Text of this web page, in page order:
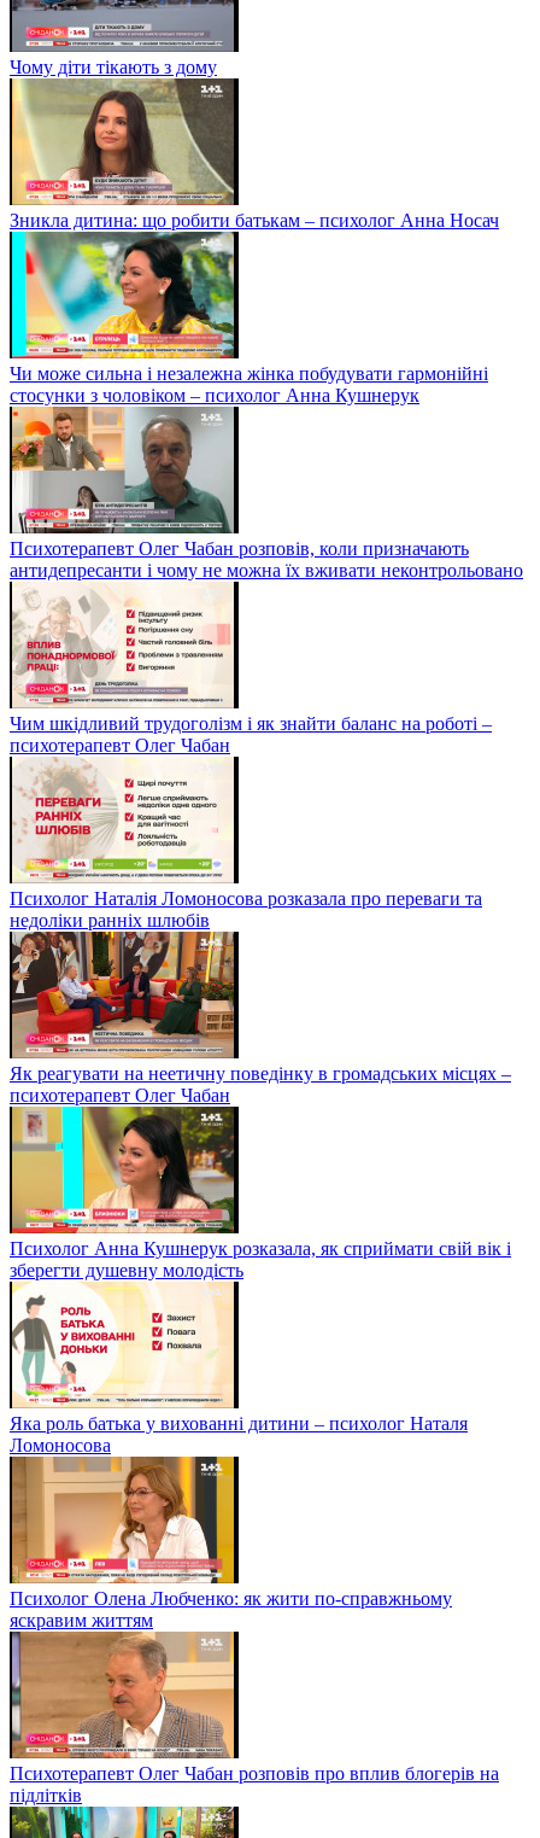
Чому діти тікають з дому
Зникла дитина: що робити батькам – психолог Анна Носач
Чи може сильна і незалежна жінка побудувати гармонійні
стосунки з чоловіком – психолог Анна Кушнерук
Психотерапевт Олег Чабан розповів, коли призначають
антидепресанти і чому не можна їх вживати неконтрольовано
Чим шкідливий трудоголізм і як знайти баланс на роботі –
психотерапевт Олег Чабан
Психолог Наталія Ломоносова розказала про переваги та
недоліки ранніх шлюбів
Як реагувати на неетичну поведінку в громадських місцях –
психотерапевт Олег Чабан
Психолог Анна Кушнерук розказала, як сприймати свій вік і
зберегти душевну молодість
Яка роль батька у вихованні дитини – психолог Наталя
Ломоносова
Психолог Олена Любченко: як жити по-справжньому
яскравим життям
Психотерапевт Олег Чабан розповів про вплив блогерів на
підлітків